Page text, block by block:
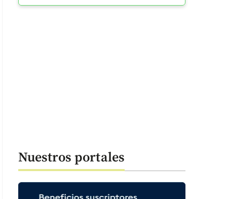
cultivos de orquídeas ya están preparados para esta feria. FOTO
Nuestros portales